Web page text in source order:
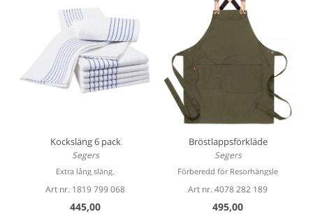
Kocksläng 6 pack
Segers
Extra lång släng.
Art nr. 1819 799 068
445,00
Bröstlappsförkläde
Segers
Förberedd för Resorhängsle
Art nr. 4078 282 189
495,00